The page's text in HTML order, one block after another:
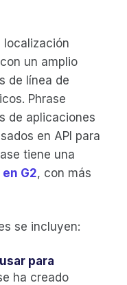
localización
un amplio
de línea de
Phrase
de aplicaciones
en API para
tiene una
G2, con más
se incluyen:
para
ha creado